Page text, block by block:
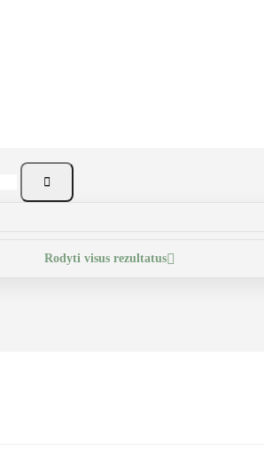

Rodyti visus rezultatus